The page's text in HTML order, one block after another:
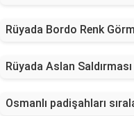
Rüyada Bordo Renk
Rüyada Aslan
Osmanlı padişahları